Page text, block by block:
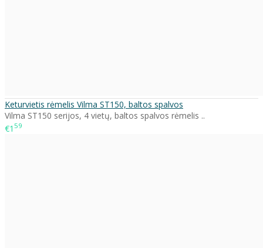
Keturvietis rėmelis Vilma ST150, baltos spalvos
Vilma ST150 serijos, 4 vietų, baltos spalvos rėmelis ..
€1 59